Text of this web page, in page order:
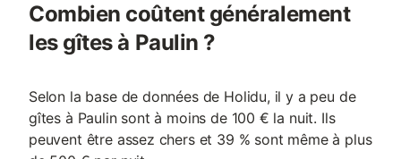
Combien coûtent généralement
les gîtes à Paulin ?
Selon la base de données de Holidu, il y a peu de
gîtes à Paulin sont à moins de 100 € la nuit. Ils
peuvent être assez chers et 39 % sont même à plus